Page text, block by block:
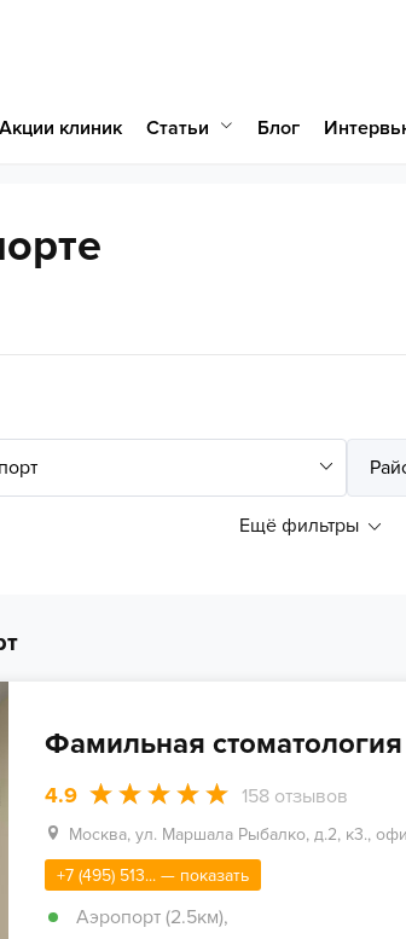
Акции клиник Статьи Блог
Ещё фильтры
Фамильная стоматология
4.9 158отзывов
Москва, ул. Маршала Рыбалко, д.2, к3.,
+7 (495) 513... — показать
Аэропорт (2.5км),